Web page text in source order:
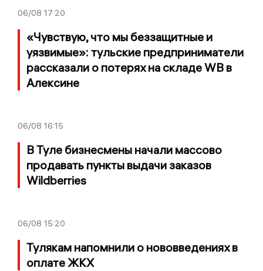
06/08 17:20
«Чувствую, что мы беззащитные и
уязвимые»: тульские предприниматели
рассказали о потерях на складе WB в
Алексине
06/08 16:15
В Туле бизнесмены начали массово
продавать пункты выдачи заказов
Wildberries
06/08 15:20
Тулякам напомнили о нововведениях в
оплате ЖКХ